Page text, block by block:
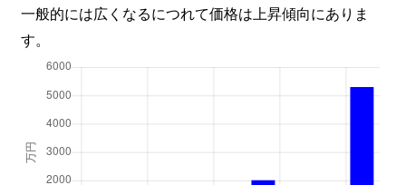
一般的には広くなるにつれて価格は上昇傾向にありま
す。